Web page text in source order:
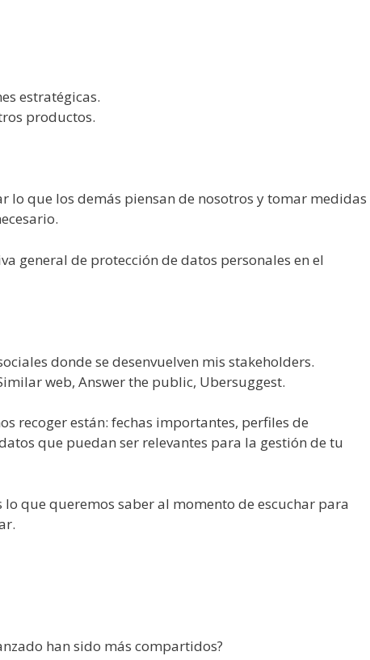
estratégicas.
productos.
lo que los demás piensan de nosotros y tomar medidas
general de protección de datos personales en el
donde se desenvuelven mis stakeholders.
web, Answer the public, Ubersuggest.
recoger están: fechas importantes, perfiles de
que puedan ser relevantes para la gestión de tu
que queremos saber al momento de escuchar para
han sido más compartidos?